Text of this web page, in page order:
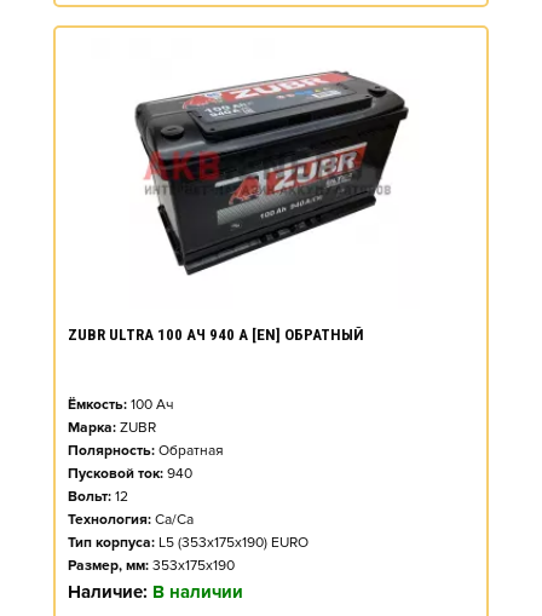
ZUBR ULTRA 100 АЧ 940 А [EN] ОБРАТНЫЙ
Ёмкость: 100 Ач
Марка: ZUBR
Полярность: Обратная
Пусковой ток: 940
Вольт: 12
Технология: Ca/Ca
Тип корпуса: L5 (353x175x190) EURO
Размер, мм: 353x175x190
Наличие: В наличии